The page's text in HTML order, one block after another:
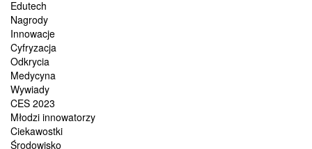
Edutech
Nagrody
Innowacje
Cyfryzacja
Odkrycia
Medycyna
Wywiady
CES 2023
Młodzi innowatorzy
Ciekawostki
Środowisko